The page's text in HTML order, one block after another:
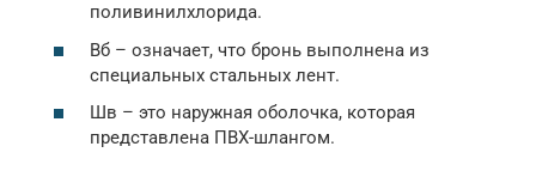
поливинилхлорида.
Вб – означает, что бронь выполнена из
специальных стальных лент.
Шв – это наружная оболочка, которая
представлена ПВХ-шлангом.